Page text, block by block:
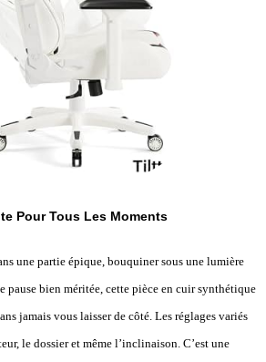
Pour Tous Les Moments
une partie épique, bouquiner sous une lumière
pause bien méritée, cette pièce en cuir synthétique
jamais vous laisser de côté. Les réglages variés
le dossier et même l’inclinaison. C’est une